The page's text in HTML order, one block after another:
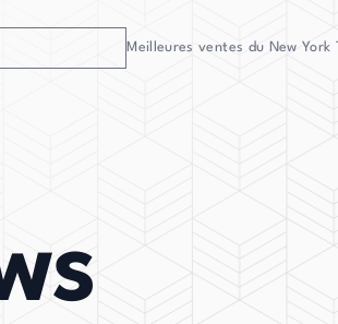
Meilleures ventes du New York